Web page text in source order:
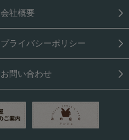
会社概要
プライバシーポリシー
お問い合わせ